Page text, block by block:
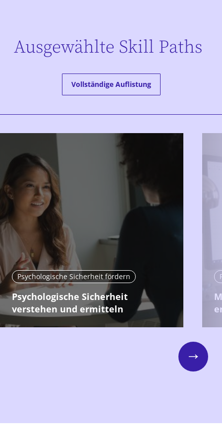
Ausgewählte Skill Paths
Vollständige Auflistung
Psychologische Sicherheit fördern
Psychologische Sicherheit
verstehen und ermitteln
Next